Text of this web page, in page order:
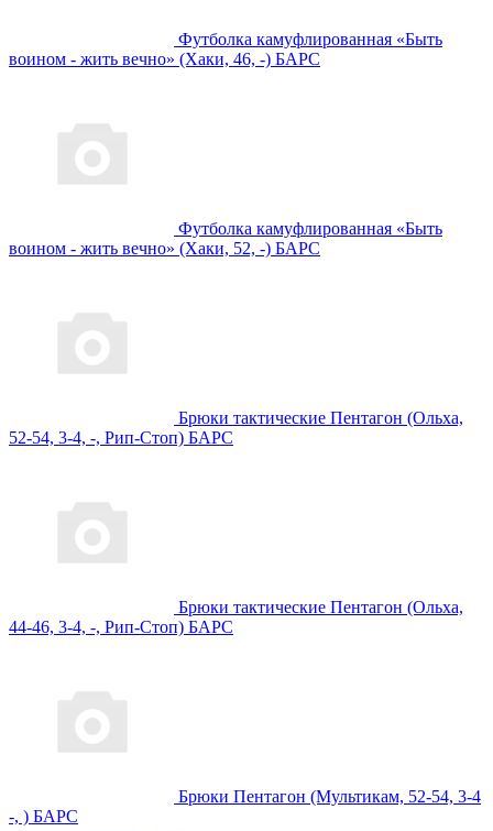
Футболка камуфлированная «Быть
воином - жить вечно» (Хаки, 46, -) БАРС
Футболка камуфлированная «Быть
воином - жить вечно» (Хаки, 52, -) БАРС
Брюки тактические Пентагон (Ольха,
52-54, 3-4, -, Рип-Стоп) БАРС
Брюки тактические Пентагон (Ольха,
44-46, 3-4, -, Рип-Стоп) БАРС
Брюки Пентагон (Мультикам, 52-54, 3-4
-, ) БАРС